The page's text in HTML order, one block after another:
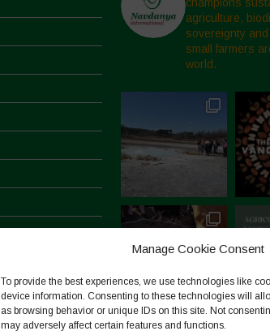
Manage Cookie Consent
To provide the best experiences, we use technologies like
device information. Consenting to these technologies will
as browsing behavior or unique IDs on this site. Not
may adversely affect certain features and functions.
agriculture,
sovereignty
small farmers
world.